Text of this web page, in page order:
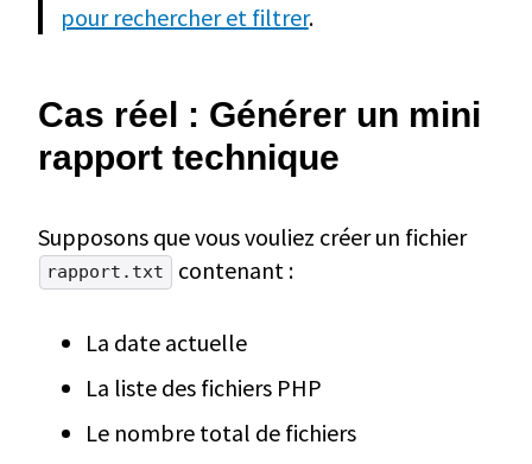
pour rechercher et filtrer.
Cas réel : Générer un mini
rapport technique
Supposons que vous vouliez créer un fichier
rapport.txt contenant :
La date actuelle
La liste des fichiers PHP
Le nombre total de fichiers